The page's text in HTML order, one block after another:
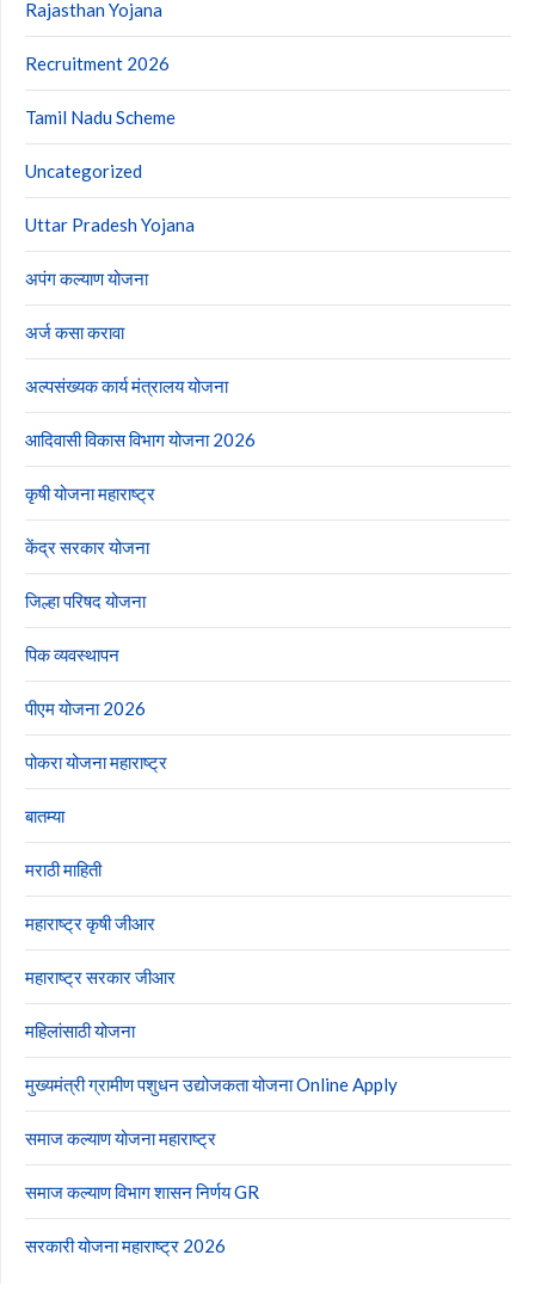
Rajasthan Yojana
Recruitment 2026
Tamil Nadu Scheme
Uncategorized
Uttar Pradesh Yojana
अपंग कल्याण योजना
अर्ज कसा करावा
अल्पसंख्यक कार्य मंत्रालय योजना
आदिवासी विकास विभाग योजना 2026
कृषी योजना महाराष्ट्र
केंद्र सरकार योजना
जिल्हा परिषद योजना
पिक व्यवस्थापन
पीएम योजना 2026
पोकरा योजना महाराष्ट्र
बातम्या
मराठी माहिती
महाराष्ट्र कृषी जीआर
महाराष्ट्र सरकार जीआर
महिलांसाठी योजना
मुख्यमंत्री ग्रामीण पशुधन उद्योजकता योजना Online Apply
समाज कल्याण योजना महाराष्ट्र
समाज कल्याण विभाग शासन निर्णय GR
सरकारी योजना महाराष्ट्र 2026